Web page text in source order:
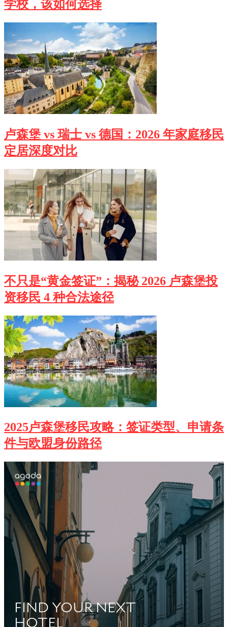
学校，该如何选择
卢森堡 vs 瑞士 vs 德国：2026 年家庭移民
定居深度对比
不只是“黄金签证”：揭秘 2026 卢森堡投
资移民 4 种合法途径
2025卢森堡移民攻略：签证类型、申请条
件与欧盟身份路径